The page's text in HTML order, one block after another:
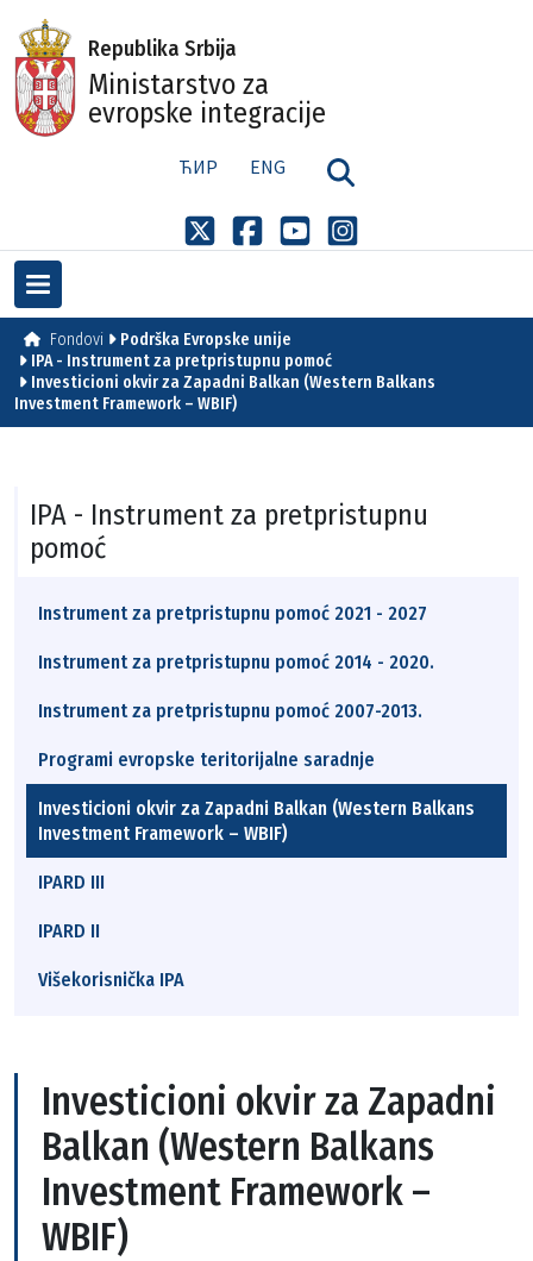
Republika Srbija
Ministarstvo za
evropske integracije
ЋИР ENG
Fondovi
Podrška Evropske unije
IPA - Instrument za pretpristupnu pomoć
Investicioni okvir za Zapadni Balkan (Western Balkans
Investment Framework – WBIF)
IPA - Instrument za pretpristupnu
pomoć
Instrument za pretpristupnu pomoć 2021 - 2027
Instrument za pretpristupnu pomoć 2014 - 2020.
Instrument za pretpristupnu pomoć 2007-2013.
Programi evropske teritorijalne saradnje
Investicioni okvir za Zapadni Balkan (Western Balkans
Investment Framework – WBIF)
IPARD III
IPARD II
Višekorisnička IPA
Investicioni okvir za Zapadni
Balkan (Western Balkans
Investment Framework –
WBIF)